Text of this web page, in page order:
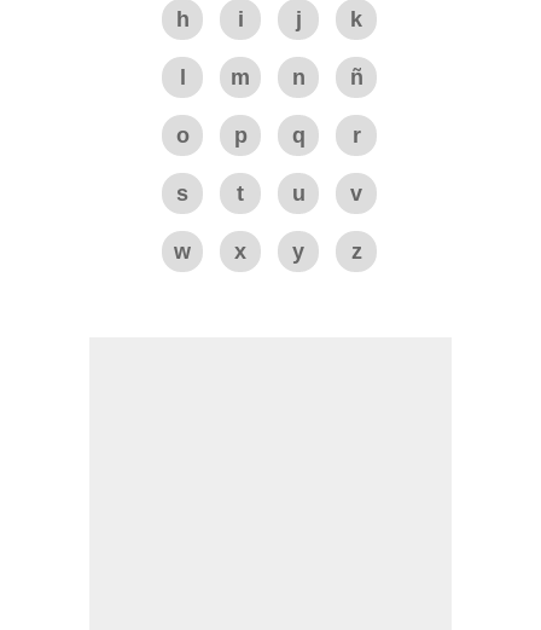
h i j k
m n ñ
o p q r
s t u v
w x y z